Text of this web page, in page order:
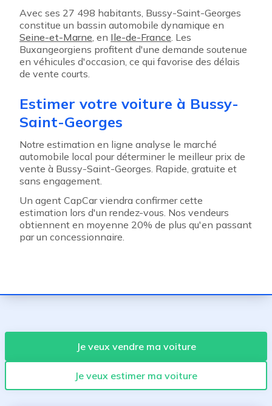
Avec ses 27 498 habitants, Bussy-Saint-Georges
constitue un bassin automobile dynamique en
Seine-et-Marne, en Ile-de-France. Les
Buxangeorgiens profitent d'une demande soutenue
en véhicules d'occasion, ce qui favorise des délais
de vente courts.
Estimer votre voiture à Bussy-
Saint-Georges
Notre estimation en ligne analyse le marché
automobile local pour déterminer le meilleur prix de
vente à Bussy-Saint-Georges. Rapide, gratuite et
sans engagement.
Un agent CapCar viendra confirmer cette
estimation lors d'un rendez-vous. Nos vendeurs
obtiennent en moyenne 20% de plus qu'en passant
par un concessionnaire.
Je veux vendre ma voiture
Je veux estimer ma voiture